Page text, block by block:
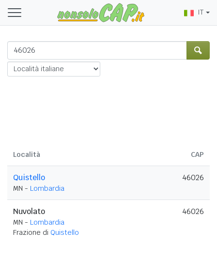
IT
Località CAP
Quistello
MN - Lombardia
46026
Nuvolato
MN - Lombardia
Frazione di Quistello
46026